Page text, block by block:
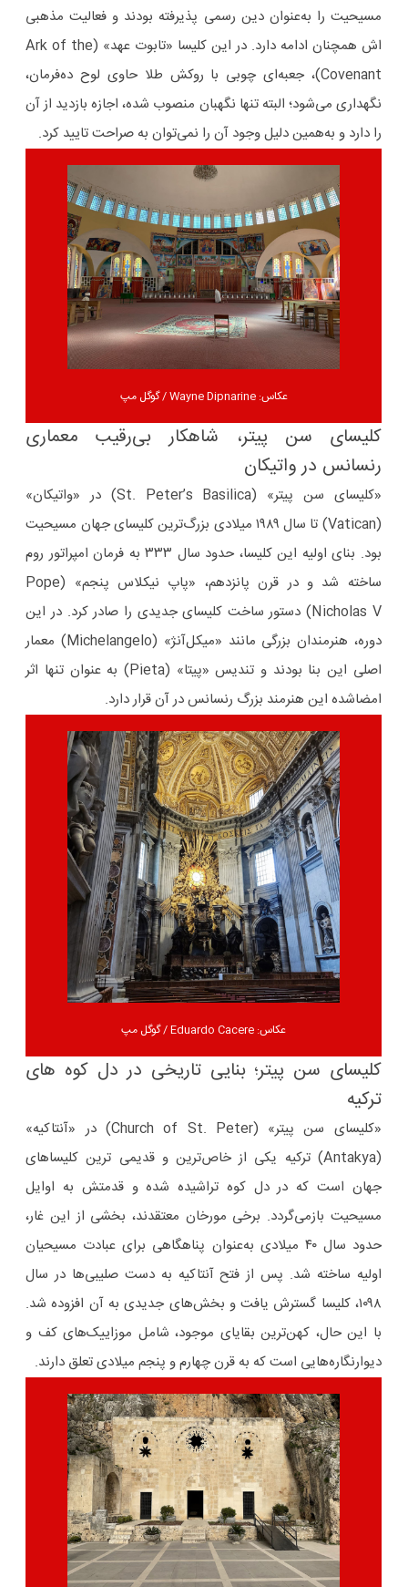
مسیحیت را به‌عنوان دین رسمی پذیرفته بودند و فعالیت مذهبی
اش همچنان ادامه دارد. در این کلیسا «تابوت عهد» (Ark of the
Covenant)، جعبه‌ای چوبی با روکش طلا حاوی لوح ده‌فرمان،
نگهداری می‌شود؛ البته تنها نگهبان منصوب شده، اجازه بازدید از آن
را دارد و به‌همین دلیل وجود آن را نمی‌توان به صراحت تایید کرد.
عکاس: Wayne Dipnarine / گوگل مپ
کلیسای سن پیتر، شاهکار بی‌رقیب معماری
رنسانس در واتیکان
«کلیسای سن پیتر» (St. Peter’s Basilica) در «واتیکان»
(Vatican) تا سال ۱۹۸۹ میلادی بزرگ‌ترین کلیسای جهان مسیحیت
بود. بنای اولیه این کلیسا، حدود سال ۳۳۳ به فرمان امپراتور روم
ساخته شد و در قرن پانزدهم، «پاپ نیکلاس پنجم» (Pope
Nicholas V) دستور ساخت کلیسای جدیدی را صادر کرد. در این
دوره، هنرمندان بزرگی مانند «میکل‌آنژ» (Michelangelo) معمار
اصلی این بنا بودند و تندیس «پیتا» (Pieta) به عنوان تنها اثر
امضاشده این هنرمند بزرگ رنسانس در آن قرار دارد.
عکاس: Eduardo Cacere / گوگل مپ
کلیسای سن پیتر؛ بنایی تاریخی در دل کوه های
ترکیه
«کلیسای سن پیتر» (Church of St. Peter) در «آنتاکیه»
(Antakya) ترکیه یکی از خاص‌ترین و قدیمی ترین کلیساهای
جهان است که در دل کوه تراشیده شده و قدمتش به اوایل
مسیحیت بازمی‌گردد. برخی مورخان معتقدند، بخشی از این غار،
حدود سال ۴۰ میلادی به‌عنوان پناهگاهی برای عبادت مسیحیان
اولیه ساخته شد. پس از فتح آنتاکیه به دست صلیبی‌ها در سال
۱۰۹۸، کلیسا گسترش یافت و بخش‌های جدیدی به آن افزوده شد.
با این حال، کهن‌ترین بقایای موجود، شامل موزاییک‌های کف و
دیوارنگاره‌هایی است که به قرن چهارم و پنجم میلادی تعلق دارند.